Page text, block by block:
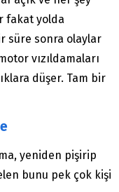
fakat yolda
süre sonra olaylar
vızıldamaları
düşer. Tam bir
yeniden pişirip
bunu pek çok kişi